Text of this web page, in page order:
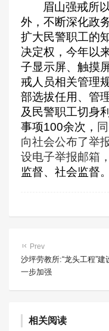
眉山强戒所
外，不断深化政
扩大民警职工的
决定权，今年以
子显示屏、触摸
戒人员相关管理
部选拔任用、管
及民警职工切身
事项100余次，
向社会公布了举
设电子举报邮箱，
监督、社会监督。
Prev
沙坪劳教所:“龙头工程”建
一步加强
相关阅读